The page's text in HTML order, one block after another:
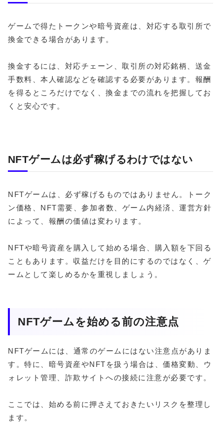
ゲームで得たトークンや暗号資産は、対応する取引所で
換金できる場合があります。
換金するには、対応チェーン、取引所の対応銘柄、送金
手数料、本人確認などを確認する必要があります。報酬
を得るところだけでなく、換金までの流れを把握してお
くと安心です。
NFTゲームは必ず稼げるわけではない
NFTゲームは、必ず稼げるものではありません。トーク
ン価格、NFT需要、参加者数、ゲーム内経済、運営方針
によって、報酬の価値は変わります。
NFTや暗号資産を購入して始める場合、購入額を下回る
こともあります。収益だけを目的にするのではなく、ゲ
ームとして楽しめるかを重視しましょう。
NFTゲームを始める前の注意点
NFTゲームには、通常のゲームにはない注意点がありま
す。特に、暗号資産やNFTを扱う場合は、価格変動、ウ
ォレット管理、詐欺サイトへの接続に注意が必要です。
ここでは、始める前に押さえておきたいリスクを整理し
ます。